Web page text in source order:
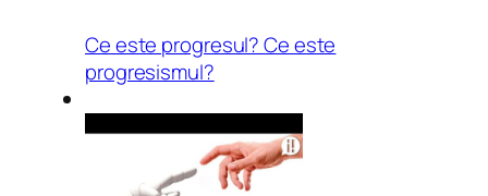
Ce este progresul? Ce este
progresismul?